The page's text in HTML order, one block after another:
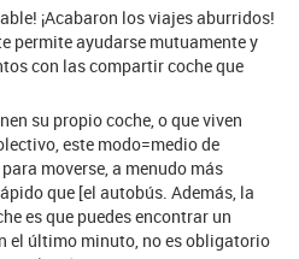
¡Acabaron los viajes aburridos!
permite ayudarse mutuamente y
con las compartir coche que
su propio coche, o que viven
este modo=medio de
moverse, a menudo más
que [el autobús. Además, la
es que puedes encontrar un
el último minuto, no es obligatorio